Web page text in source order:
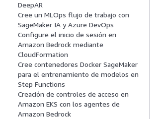
DeepAR
Cree un MLOps flujo de trabajo con
SageMaker IA y Azure DevOps
Configure el inicio de sesión en
Amazon Bedrock mediante
CloudFormation
Cree contenedores Docker SageMaker
para el entrenamiento de modelos en
Step Functions
Creación de controles de acceso en
Amazon EKS con los agentes de
Amazon Bedrock